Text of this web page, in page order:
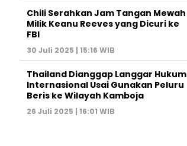
Chili Serahkan Jam Tangan Mewah
Milik Keanu Reeves yang Dicuri ke
FBI
30 Juli 2025 | 15:16 WIB
Thailand Dianggap Langgar Hukum
Internasional Usai Gunakan Peluru
Beris ke Wilayah Kamboja
26 Juli 2025 | 16:01 WIB